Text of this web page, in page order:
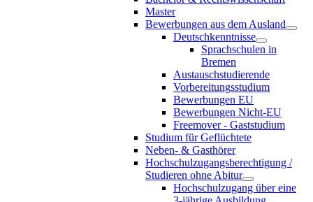
Master
Bewerbungen aus dem Ausland
Deutschkenntnisse
Sprachschulen in
Bremen
Austauschstudierende
Vorbereitungsstudium
Bewerbungen EU
Bewerbungen Nicht-EU
Freemover - Gaststudium
Studium für Geflüchtete
Neben- & Gasthörer
Hochschulzugangsberechtigung /
Studieren ohne Abitur
Hochschulzugang über eine